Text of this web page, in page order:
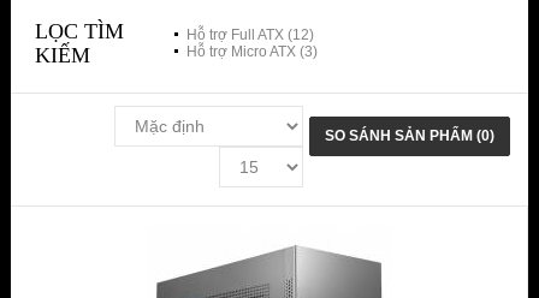
LỌC TÌM
KIẾM
Hỗ trợ Full ATX (12)
Hỗ trợ Micro ATX (3)
SO SÁNH SẢN PHẨM (0)